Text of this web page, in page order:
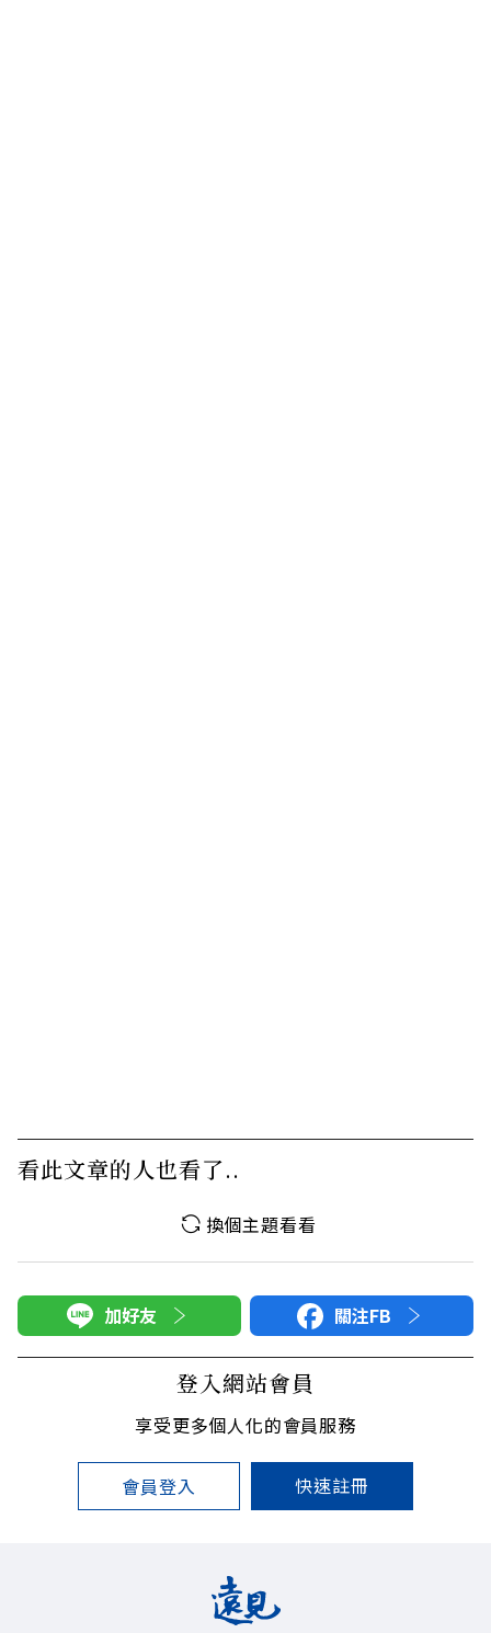
看此文章的人也看了..
換個主題看看
加好友 關注FB
登入網站會員
享受更多個人化的會員服務
會員登入 快速註冊